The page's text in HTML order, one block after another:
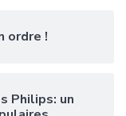
ordre !
Philips: un